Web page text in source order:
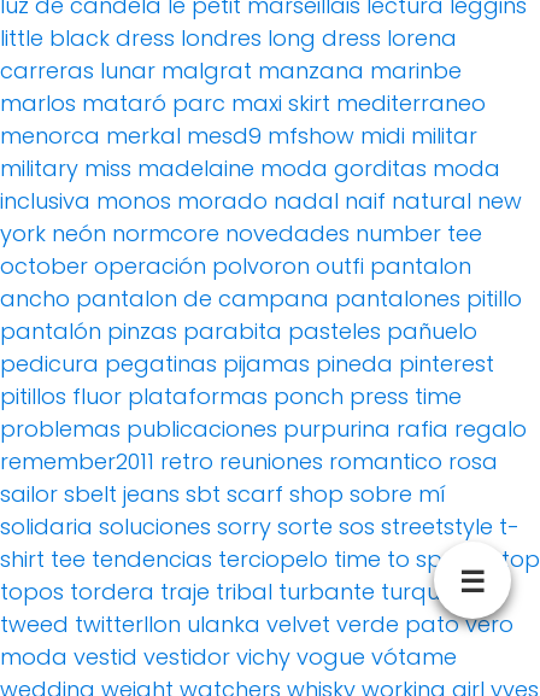
little black dress londres long dress lorena
carreras lunar malgrat manzana marinbe
marlos mataró parc maxi skirt mediterraneo
menorca merkal mesd9 mfshow midi militar
military miss madelaine moda gorditas moda
inclusiva monos morado nadal naif natural new
york neón normcore novedades number tee
october operación polvoron outfi pantalon
ancho pantalon de campana pantalones pitillo
pantalón pinzas parabita pasteles pañuelo
pedicura pegatinas pijamas pineda pinterest
pitillos fluor plataformas ponch press time
problemas publicaciones purpurina rafia regalo
remember2011 retro reuniones romantico rosa
sailor sbelt jeans sbt scarf shop sobre mí
solidaria soluciones sorry sorte sos streetstyle t-
shirt tee tendencias terciopelo time to sparkle
top
topos tordera traje tribal turbante turquesa
tweed twitterllon ulanka velvet verde pato vero
moda vestid vestidor vichy vogue vótame
wedding weight watchers whisky working girl yves
☰